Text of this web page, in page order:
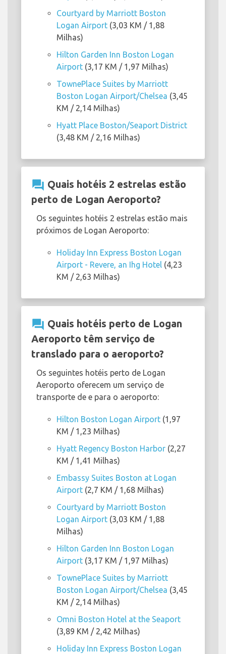
Courtyard by Marriott Boston
Logan Airport (3,03 KM / 1,88
Milhas)
Hilton Garden Inn Boston Logan
Airport (3,17 KM / 1,97 Milhas)
TownePlace Suites by Marriott
Boston Logan Airport/Chelsea (3,45
KM / 2,14 Milhas)
Hyatt Place Boston/Seaport District
(3,48 KM / 2,16 Milhas)
question_answer Quais hotéis 2 estrelas estão
perto de Logan Aeroporto?
Os seguintes hotéis 2 estrelas estão mais
próximos de Logan Aeroporto:
Holiday Inn Express Boston Logan
Airport - Revere, an Ihg Hotel (4,23
KM / 2,63 Milhas)
question_answer Quais hotéis perto de Logan
Aeroporto têm serviço de
translado para o aeroporto?
Os seguintes hotéis perto de Logan
Aeroporto oferecem um serviço de
transporte de e para o aeroporto:
Hilton Boston Logan Airport (1,97
KM / 1,23 Milhas)
Hyatt Regency Boston Harbor (2,27
KM / 1,41 Milhas)
Embassy Suites Boston at Logan
Airport (2,7 KM / 1,68 Milhas)
Courtyard by Marriott Boston
Logan Airport (3,03 KM / 1,88
Milhas)
Hilton Garden Inn Boston Logan
Airport (3,17 KM / 1,97 Milhas)
TownePlace Suites by Marriott
Boston Logan Airport/Chelsea (3,45
KM / 2,14 Milhas)
Omni Boston Hotel at the Seaport
(3,89 KM / 2,42 Milhas)
Holiday Inn Express Boston Logan